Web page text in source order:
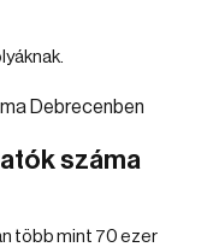
száma
több mint 70 ezer